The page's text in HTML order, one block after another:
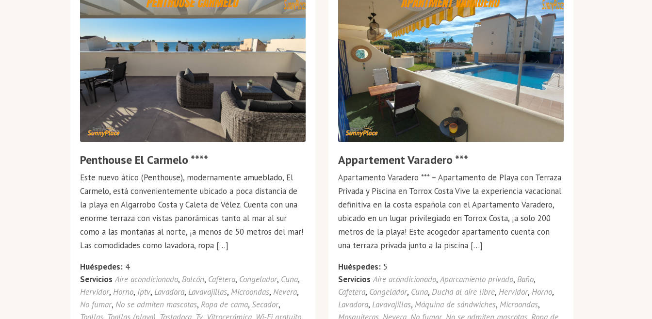
Penthouse El Carmelo ****
Este nuevo ático (Penthouse), modernamente amueblado, El
Carmelo, está convenientemente ubicado a poca distancia de
la playa en Algarrobo Costa y Caleta de Vélez. Cuenta con una
enorme terraza con vistas panorámicas tanto al mar al sur
como a las montañas al norte, ¡a menos de 50 metros del mar!
Las comodidades como lavadora, ropa […]
Huéspedes: 4
Servicios Aire acondicionado, Balcón, Cafetera, Congelador, Cuna,
Hervidor, Horno, Iptv, Lavadora, Lavavajillas, Microondas, Nevera,
No fumar, No se admiten mascotas, Ropa de cama,Secador,
Appartement Varadero ***
Apartamento Varadero *** – Apartamento de Playa con Terraza
Privada y Piscina en Torrox Costa Vive la experiencia vacacional
definitiva en la costa española con el Apartamento Varadero,
ubicado en un lugar privilegiado en Torrox Costa, ¡a solo 200
metros de la playa! Este acogedor apartamento cuenta con
una terraza privada junto a la piscina […]
Huéspedes:5
Servicios Aire acondicionado,Aparcamiento privado, Baño,
Cafetera, Congelador, Cuna, Ducha al aire libre, Hervidor, Horno,
Lavadora, Lavavajillas, Máquina de sándwiches, Microondas,